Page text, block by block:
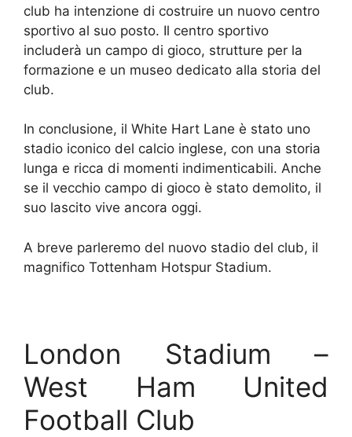
club ha intenzione di costruire un nuovo centro
sportivo al suo posto. Il centro sportivo
includerà un campo di gioco, strutture per la
formazione e un museo dedicato alla storia del
club.
In conclusione, il White Hart Lane è stato uno
stadio iconico del calcio inglese, con una storia
lunga e ricca di momenti indimenticabili. Anche
se il vecchio campo di gioco è stato demolito, il
suo lascito vive ancora oggi.
A breve parleremo del nuovo stadio del club, il
magnifico Tottenham Hotspur Stadium.
London Stadium –
West Ham United
Football Club